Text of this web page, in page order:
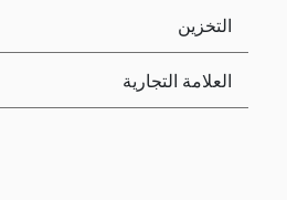
التخزين
العلامة التجارية